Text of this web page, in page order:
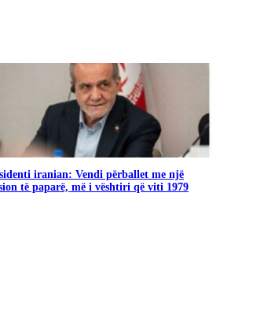
iranian: Vendi përballet me një
të paparë, më i vështiri që viti 1979